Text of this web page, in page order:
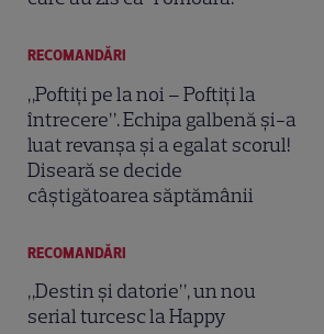
RECOMANDĂRI
„Poftiți pe la noi – Poftiți la
întrecere”. Echipa galbenă și-a
luat revanșa și a egalat scorul!
Diseară se decide
câștigătoarea săptămânii
RECOMANDĂRI
„Destin și datorie”, un nou
serial turcesc la Happy